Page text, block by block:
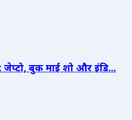
बुक माई शो और इंडि...